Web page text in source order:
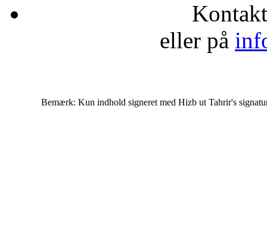
eller på
Bemærk: Kun indhold signeret med Hizb ut Tahrir's